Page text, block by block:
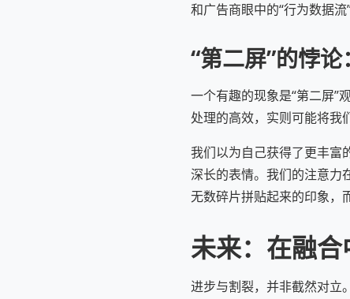
和广告商眼中的“行为数据
“第二屏”的悖
一个有趣的现象是“第二屏”
处理的高效，实则可能将我
我们以为自己获得了更丰富
深长的表情。我们的注意力
无数碎片拼贴起来的印象，
未来：在融
进步与割裂，并非截然对立